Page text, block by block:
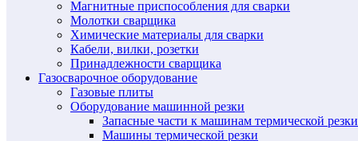
Магнитные приспособления для сварки
Молотки сварщика
Химические материалы для сварки
Кабели, вилки, розетки
Принадлежности сварщика
Газосварочное оборудование
Газовые плиты
Оборудование машинной резки
Запасные части к машинам термической резки
Машины термической резки